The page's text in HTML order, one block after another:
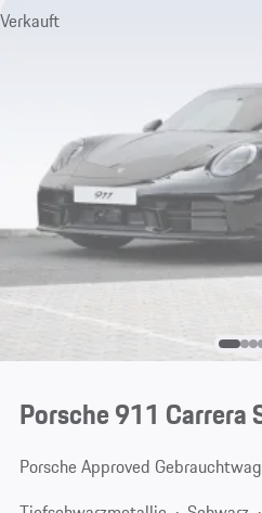
Verkauft
Porsche 911 Carrera
Porsche Approved